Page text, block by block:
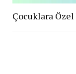
Çocuklara